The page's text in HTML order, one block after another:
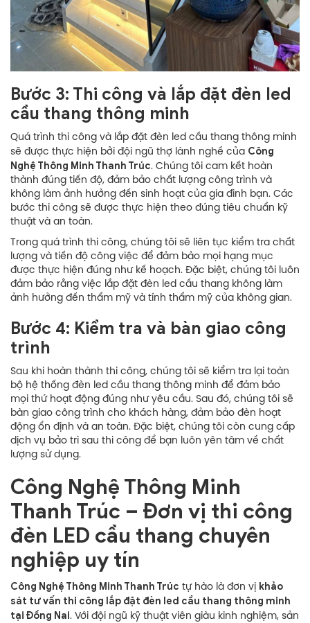
Bước 3: Thi công và lắp đặt đèn led
cầu thang thông minh
Quá trình thi công và lắp đặt đèn led cầu thang thông minh
sẽ được thực hiện bởi đội ngũ thợ lành nghề của Công
Nghệ Thông Minh Thanh Trúc. Chúng tôi cam kết hoàn
thành đúng tiến độ, đảm bảo chất lượng công trình và
không làm ảnh hưởng đến sinh hoạt của gia đình bạn. Các
bước thi công sẽ được thực hiện theo đúng tiêu chuẩn kỹ
thuật và an toàn.
Trong quá trình thi công, chúng tôi sẽ liên tục kiểm tra chất
lượng và tiến độ công việc để đảm bảo mọi hạng mục
được thực hiện đúng như kế hoạch. Đặc biệt, chúng tôi luôn
đảm bảo rằng việc lắp đặt đèn led cầu thang không làm
ảnh hưởng đến thẩm mỹ và tính thẩm mỹ của không gian.
Bước 4: Kiểm tra và bàn giao công
trình
Sau khi hoàn thành thi công, chúng tôi sẽ kiểm tra lại toàn
bộ hệ thống đèn led cầu thang thông minh để đảm bảo
mọi thứ hoạt động đúng như yêu cầu. Sau đó, chúng tôi sẽ
bàn giao công trình cho khách hàng, đảm bảo đèn hoạt
động ổn định và an toàn. Đặc biệt, chúng tôi còn cung cấp
dịch vụ bảo trì sau thi công để bạn luôn yên tâm về chất
lượng sử dụng.
Công Nghệ Thông Minh
Thanh Trúc – Đơn vị thi công
đèn LED cầu thang chuyên
nghiệp uy tín
Công Nghệ Thông Minh Thanh Trúc tự hào là đơn vị khảo
sát tư vấn thi công lắp đặt đèn led cầu thang thông minh
tại Đồng Nai. Với đội ngũ kỹ thuật viên giàu kinh nghiệm, sản